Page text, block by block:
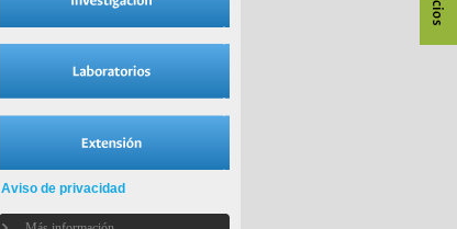
Aviso de privacidad